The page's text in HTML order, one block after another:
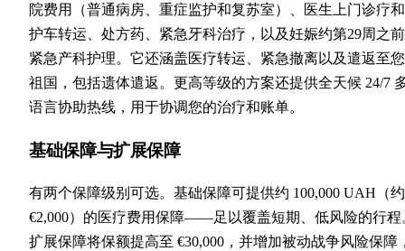
院费用（普通病房、重症监护和复苏室）、医生上门诊疗
护车转运、处方药、紧急牙科治疗，以及妊娠约第29周之
紧急产科护理。它还涵盖医疗转运、紧急撤离以及遣返至
祖国，包括遗体遣返。更高等级的方案还提供全天候 24/7
语言协助热线，用于协调您的治疗和账单。
基础保障与扩展保障
有两个保障级别可选。基础保障可提供约 100,000 UAH（约
€2,000）的医疗费用保障——足以覆盖短期、低风险的行程
扩展保障将保额提高至 €30,000，并增加被动战争风险保障